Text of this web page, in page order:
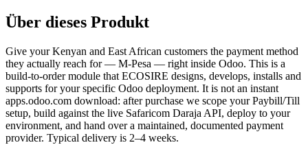
Über dieses Produkt
Give your Kenyan and East African customers the payment method
they actually reach for — M-Pesa — right inside Odoo. This is a
build-to-order module that ECOSIRE designs, develops, installs and
supports for your specific Odoo deployment. It is not an instant
apps.odoo.com download: after purchase we scope your Paybill/Till
setup, build against the live Safaricom Daraja API, deploy to your
environment, and hand over a maintained, documented payment
provider. Typical delivery is 2–4 weeks.